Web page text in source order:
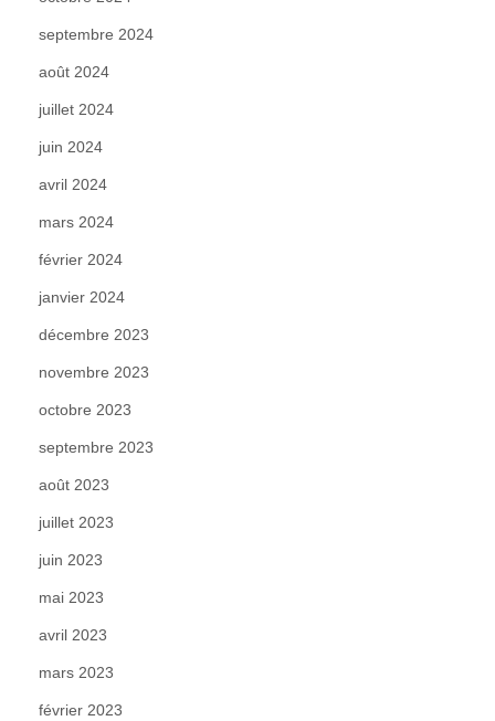
septembre 2024
août 2024
juillet 2024
juin 2024
avril 2024
mars 2024
février 2024
janvier 2024
décembre 2023
novembre 2023
octobre 2023
septembre 2023
août 2023
juillet 2023
juin 2023
mai 2023
avril 2023
mars 2023
février 2023